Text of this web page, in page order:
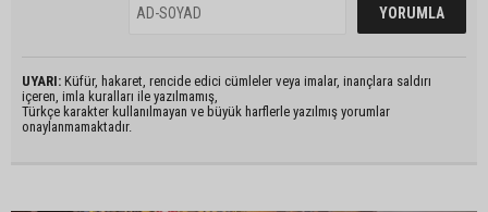
UYARI: Küfür, hakaret, rencide edici cümleler veya imalar, inançlara saldırı
içeren, imla kuralları ile yazılmamış,
Türkçe karakter kullanılmayan ve büyük harflerle yazılmış yorumlar
onaylanmamaktadır.